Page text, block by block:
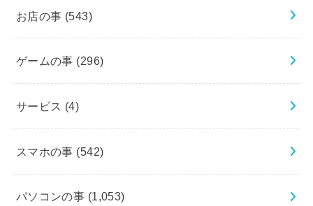
お店の事 (543)
ゲームの事 (296)
サービス (4)
スマホの事 (542)
パソコンの事 (1,053)